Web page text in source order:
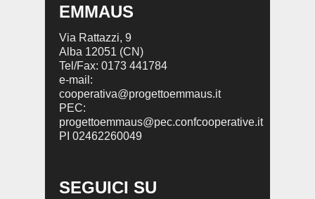
EMMAUS
Via Rattazzi, 9
Alba 12051 (CN)
Tel/Fax: 0173 441784
e-mail:
cooperativa@progettoemmaus.it
PEC:
progettoemmaus@pec.confcooperative.it
PI 02462260049
SEGUICI SU